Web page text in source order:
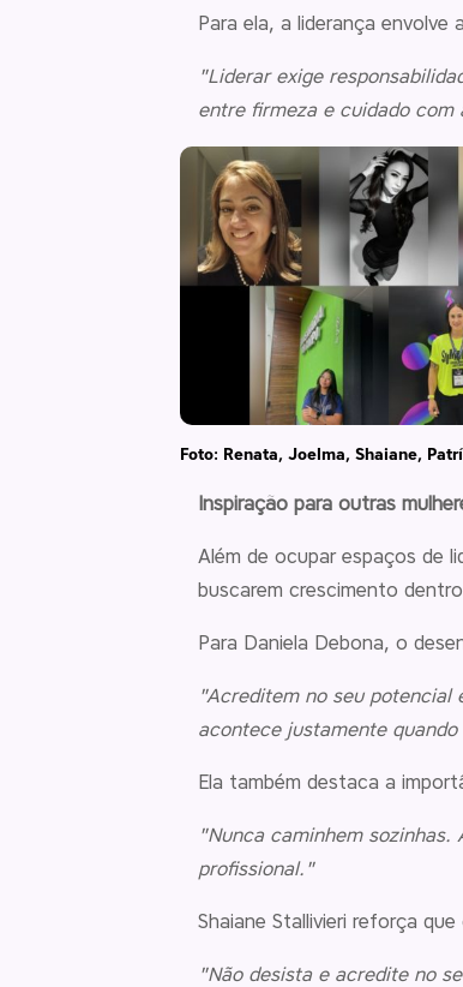
Para ela, a liderança envolve
"Liderar exige
entre firmeza e cuidado com
Foto: Renata, Joelma, Shaiane,
Inspiração para outras
Além de ocupar espaços de
buscarem crescimento
Para Daniela Debona, o
"Acreditem no seu potencial
acontece justamente
Ela também destaca a
"Nunca caminhem
profissional."
Shaiane Stallivieri reforça
"Não desista e acredite no